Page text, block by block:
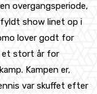
overgangsperiode,
show linet op i
lover godt for
et stort år for
Kampen er,
var skuffet efter